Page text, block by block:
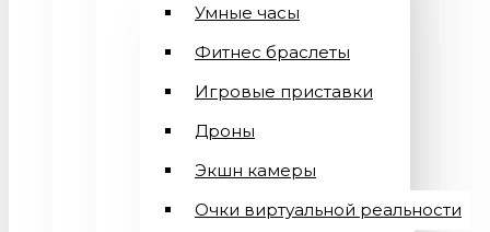
Умные часы
Фитнес браслеты
Игровые приставки
Дроны
Экшн камеры
Очки виртуальной реальности